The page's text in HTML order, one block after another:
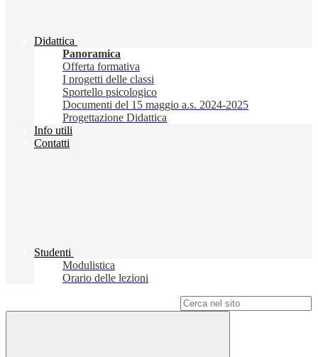
Didattica
Panoramica
Offerta formativa
I progetti delle classi
Sportello psicologico
Documenti del 15 maggio a.s. 2024-2025
Progettazione Didattica
Info utili
Contatti
Studenti
Modulistica
Orario delle lezioni